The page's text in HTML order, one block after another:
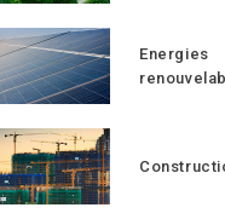
Energies